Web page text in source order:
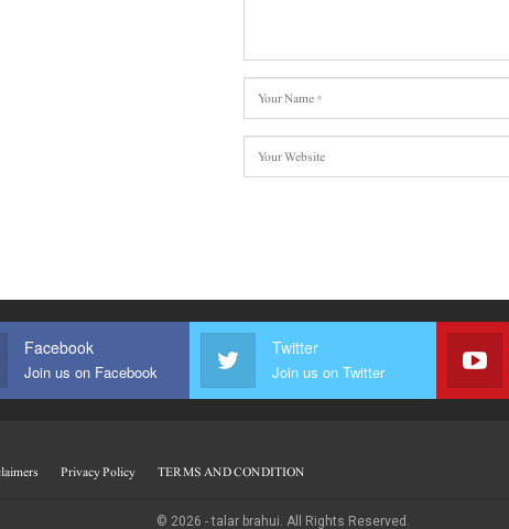
Facebook
Join us on Facebook
Twitter
Join us on Twitter
Privacy Policy TERMS AND CONDITION
© 2026 - talar brahui. All Rights Reserved.